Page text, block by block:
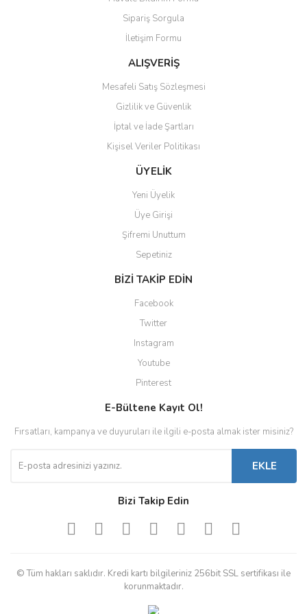
Ürün bilgilerinde hatalar bulunuyor.
Ürün fiyatı diğer sitelerden daha pahalı.
Bu ürüne benzer farklı alternatifler olmalı.
Gönder
Sipariş Sorgula
İletişim Formu
ALIŞVERİŞ
Mesafeli Satış Sözleşmesi
Gizlilik ve Güvenlik
İptal ve İade Şartları
Kişisel Veriler Politikası
ÜYELİK
Yeni Üyelik
Üye Girişi
Şifremi Unuttum
Sepetiniz
BİZİ TAKİP EDİN
Facebook
Twitter
Instagram
Youtube
Pinterest
E-Bültene Kayıt Ol!
Fırsatları, kampanya ve duyuruları ile ilgili e-posta almak ister misiniz?
EKLE
Bizi Takip Edin
© Tüm hakları saklıdır. Kredi kartı bilgileriniz 256bit SSL sertifikası ile
korunmaktadır.